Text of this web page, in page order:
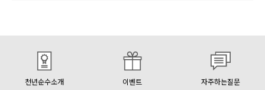
천년순수소개 이벤트 자주하는질문